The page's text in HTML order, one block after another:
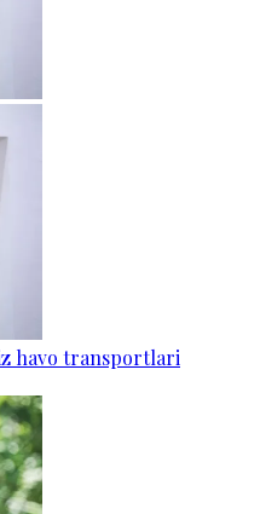
havo transportlari